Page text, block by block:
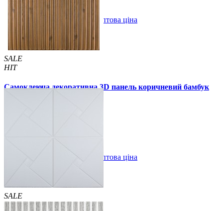
В закладки Оптова ціна
SALE
HIT
Самоклеюча декоративна 3D панель коричневий бамбук
В закладки Оптова ціна
SALE
HIT